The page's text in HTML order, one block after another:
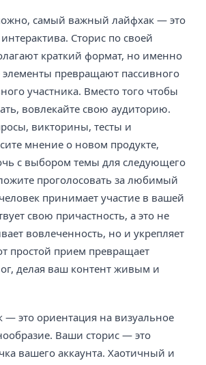
самый важный лайфхак — это
Сторис по своей
краткий формат, но именно
превращают пассивного
участника. Вместо того чтобы
вовлекайте свою аудиторию.
викторины, тесты и
мнение о новом продукте,
с выбором темы для следующего
проголосовать за любимый
принимает участие в вашей
свою причастность, а это не
вовлеченность, но и укрепляет
простой прием превращает
делая ваш контент живым и
— это ориентация на визуальное
Ваши сторис — это
вашего аккаунта. Хаотичный и